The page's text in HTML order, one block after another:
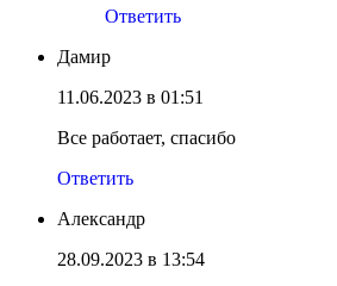
Ответить
Дамир
11.06.2023 в 01:51
Все работает, спасибо
Ответить
Александр
28.09.2023 в 13:54